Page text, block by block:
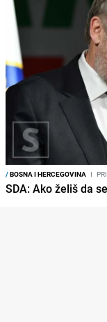
/BOSNA I HERCEGOVINA I
SDA: Ako želiš da